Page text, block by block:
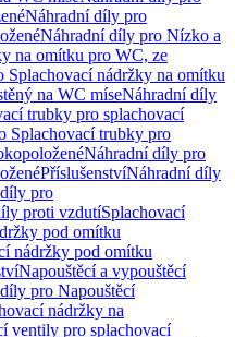
Náhradní díly pro
Náhradní díly pro Nízko a
na omítku pro WC, ze
Splachovací nádržky na omítku
na WC míseNáhradní díly
trubky pro splachovací
Splachovací trubky pro
Náhradní díly pro
PříslušenstvíNáhradní díly
pro
proti vzdutíSplachovací
pod omítku
nádržky pod omítku
Napouštěcí a vypouštěcí
pro Napouštěcí
nádržky na
ventily pro splachovací